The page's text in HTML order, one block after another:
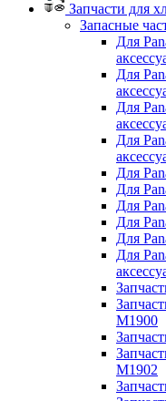
Запчасти для
Запасные
Для
Для
Для
Для
Для
Для
Для
Для
Для
Для
M1900
M1902